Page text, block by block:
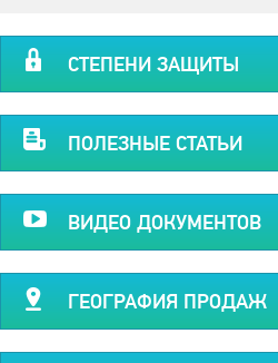
СТЕПЕНИ ЗАЩИТЫ
ПОЛЕЗНЫЕ СТАТЬИ
ВИДЕО ДОКУМЕНТОВ
ГЕОГРАФИЯ ПРОДАЖ